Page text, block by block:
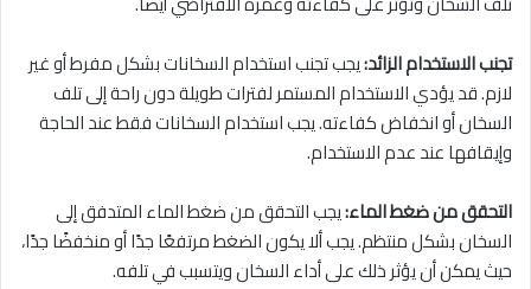
تجنب الاستخدام الزائد:يجب تجنب استخدام السخانات بشكل مفرط أو غير
لازم. قد يؤدي الاستخدام المستمر لفترات طويلة دون راحة إلى تلف
السخان أو انخفاض كفاءته. يجب استخدام السخانات فقط عند الحاجة
وإيقافها عند عدم الاستخدام.
التحقق من ضغط الماء:يجب التحقق من ضغط الماء المتدفق إلى
السخان بشكل منتظم. يجب ألا يكون الضغط مرتفعًا جدًا أو منخفضًا جدًا،
حيث يمكن أن يؤثر ذلك على أداء السخان ويتسبب في تلفه.